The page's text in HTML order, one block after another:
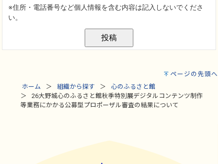
ページの先頭へ
ホーム
組織から探す
心のふるさと館
26大野城心のふるさと館秋季特別展デジタルコンテンツ制作
等業務にかかる公募型プロポーザル審査の結果について